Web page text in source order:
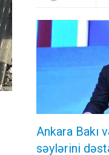
Ankara Bakı
səylərini